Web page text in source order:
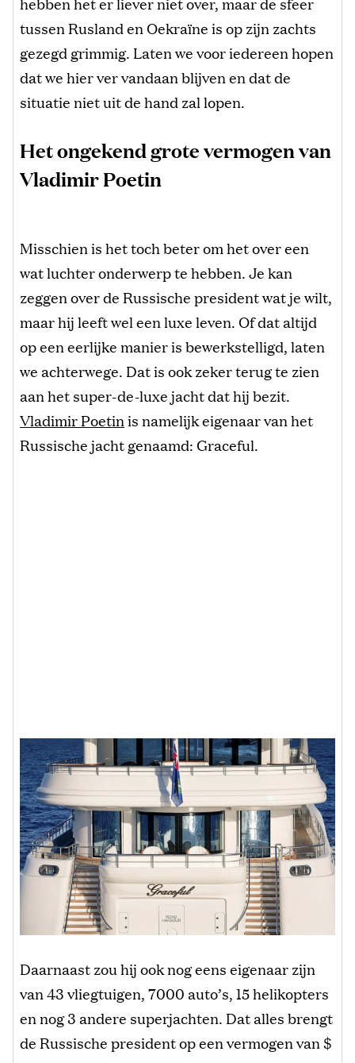
tussen Rusland en Oekraïne is op zijn zachts
gezegd grimmig. Laten we voor iedereen hopen
dat we hier ver vandaan blijven en dat de
situatie niet uit de hand zal lopen.
Het ongekend grote vermogen van
Vladimir Poetin
Misschien is het toch beter om het over een
wat luchter onderwerp te hebben. Je kan
zeggen over de Russische president wat je wilt,
maar hij leeft wel een luxe leven. Of dat altijd
op een eerlijke manier is bewerkstelligd, laten
we achterwege. Dat is ook zeker terug te zien
aan het super-de-luxe jacht dat hij bezit.
Vladimir Poetinis namelijk eigenaar van het
Russische jacht genaamd: Graceful.
Daarnaast zou hij ook nog eens eigenaar zijn
van 43 vliegtuigen, 7000 auto’s, 15 helikopters
en nog 3 andere superjachten. Dat alles brengt
de Russische president op een vermogen van $